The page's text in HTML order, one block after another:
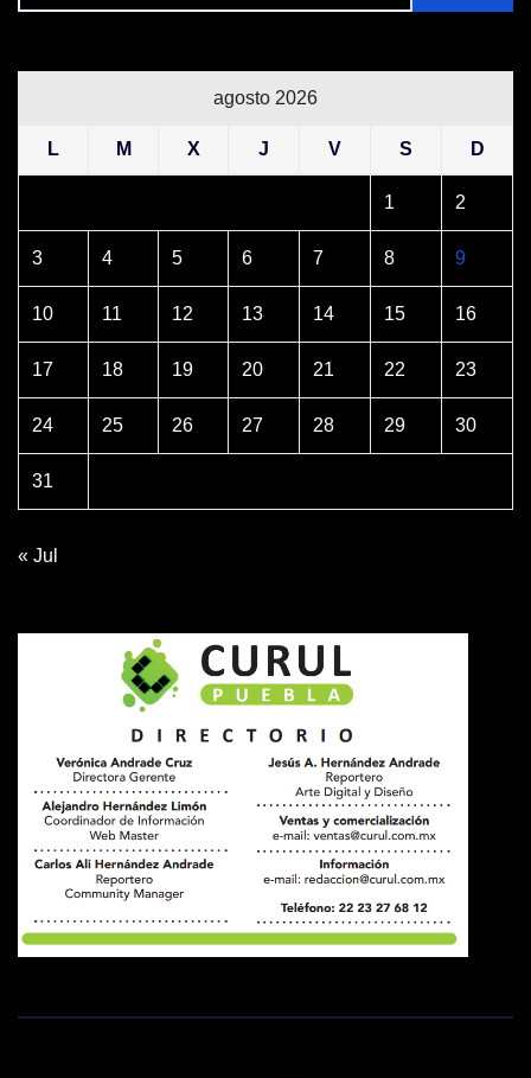
agosto 2026
L M X J V S D
1 2
3 4 5 6 7 8 9
10 11 12 13 14 15 16
17 18 19 20 21 22 23
24 25 26 27 28 29 30
31
« Jul